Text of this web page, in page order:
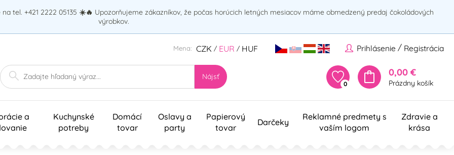
tel. +421 2222 05135 ☀️🔥 Upozorňujeme zákazníkov, že počas horúcich letných mesiacov máme obmedzený predaj čokoládových
výrobkov.
Prihlásenie / Registrácia
Mena: CZK / EUR / HUF
Nájsť
0
0,00 €
Prázdny košík
a
Kuchynské
potreby
Domácí
tovar
Oslavy a
party
Papierový
tovar
Darčeky
Reklamné predmety s
vaším logom
Zdravie a
krása